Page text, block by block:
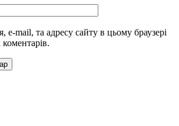
e-mail, та адресу сайту в цьому браузері